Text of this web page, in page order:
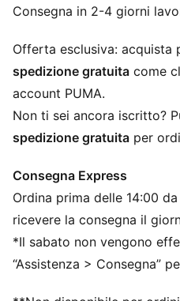
CARATTERISTICHE +
sudore dalla pelle e
comodità durante
Nell'ambito del programma
proveniente da scarti
DETTAGLI
Materiale principale 2:
Lunghezza: Lunghezza
Vita: Media
Indossata dai giocatori
Dettagli del marchio della
PUMA per ragazzi: per
sedici anni
Consegna in 2-4 giorni
Offerta esclusiva:
spedizione gratuita come
account PUMA.
Non ti sei ancora iscritto?
spedizione gratuita per
Consegna Express
Ordina prima delle 14:00
ricevere la consegna il
*Il sabato non vengono
“Assistenza > Consegna”